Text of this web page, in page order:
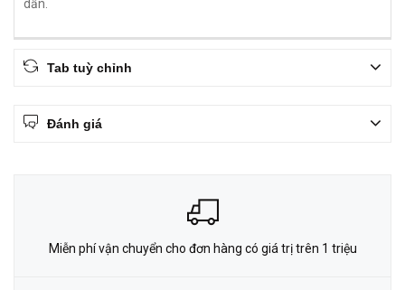
dẫn.
Tab tuỳ chỉnh
Đánh giá
Miễn phí vận chuyển cho đơn hàng có giá trị trên 1 triệu